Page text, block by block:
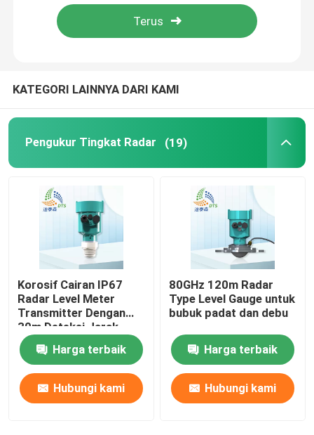
Tentang kita
Wisata pabrik
Quote request suatu
Pengukur Tingkat Radar
Sensor tingkat radar
Pengukur Tingkat Radar
80 GHz Radar Level Transmitter
KATEGORI LAINNYA DARI KAMI
Pengukur Tingkat Radar (19)
Korosif Cairan IP67
Radar Level Meter
Transmitter Dengan
30m Deteksi Jarak
Harga terbaik
Hubungi kami
80GHz 120m Radar
Type Level Gauge untuk
bubuk padat dan debu
Harga terbaik
Hubungi kami